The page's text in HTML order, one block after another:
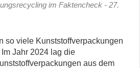
im Faktencheck - 27.
so viele Kunststoffverpackungen
Jahr 2024 lag die
aus dem